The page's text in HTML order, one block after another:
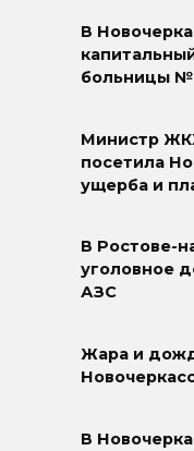
В
больницы
Министр
посетила
ущерба и
В Ростове-
уголовное
АЗС
Жара и
В